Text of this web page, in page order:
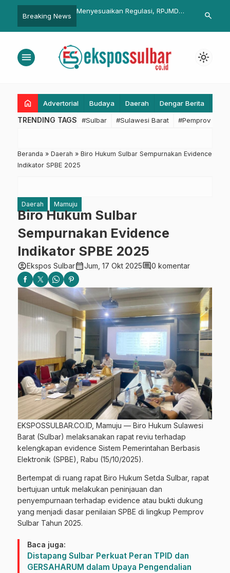
Breaking News
Pasangkayu
Kadis PUPR Surya Yuliawan
Keselamatan Kerja Dunia
MTQ ke VIII
search
menu light_mode
home Advertorial Budaya Daerah Dengar Berita
TRENDING TAGS #Sulbar #Sulawesi Barat #Pemprov
Beranda » Daerah » Biro Hukum Sulbar Sempurnakan Evidence
Indikator SPBE 2025
Daerah Mamuju
Biro Hukum Sulbar
Sempurnakan Evidence
Indikator SPBE 2025
account_circleEkspos Sulbarcalendar_monthJum, 17 Okt 2025comment0 komentar
EKSPOSSULBAR.CO.ID, Mamuju — Biro Hukum Sulawesi
Barat (Sulbar) melaksanakan rapat reviu terhadap
kelengkapan evidence Sistem Pemerintahan Berbasis
Elektronik (SPBE), Rabu (15/10/2025).
Bertempat di ruang rapat Biro Hukum Setda Sulbar, rapat
bertujuan untuk melakukan peninjauan dan
penyempurnaan terhadap evidence atau bukti dukung
yang menjadi dasar penilaian SPBE di lingkup Pemprov
Sulbar Tahun 2025.
Baca juga:
Distapang Sulbar Perkuat Peran TPID dan
GERSAHARUM dalam Upaya Pengendalian